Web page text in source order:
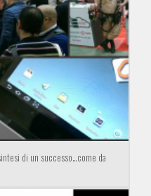
di un successo…come da